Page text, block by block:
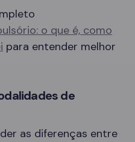
o que é, como
para entender melhor
de
as diferenças entre